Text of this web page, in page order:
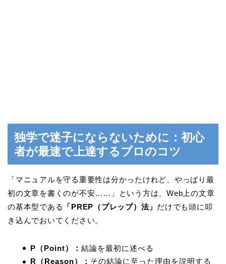
独学で迷子にならないために：初心
者が最速で上達するプロのコツ
「マニュアルを守る重要性は分かったけれど、やっぱり最
初の文章を書くのが不安……」という方は、Web上の文章
の基本型である
「PREP（プレップ）法」 だけでも頭に叩
き込んでおいてください。
P（Point）： 結論を最初に述べる
R（Reason）： その結論に至った理由を説明する